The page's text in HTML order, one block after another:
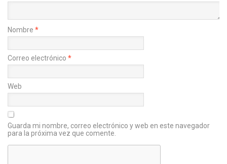
Nombre *
Correo electrónico *
Web
Guarda mi nombre, correo electrónico y web en este navegador
para la próxima vez que comente.